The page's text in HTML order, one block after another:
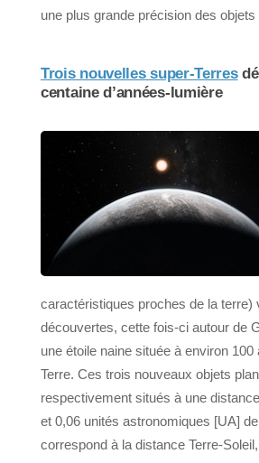
une plus grande précision des objets
Trois nouvelles super-Terres
centaine d’années-lumière
caractéristiques proches de la terre)
découvertes, cette fois-ci autour de
une étoile naine située à environ
Terre. Ces trois nouveaux objets
respectivement situés à une
et 0,06 unités astronomiques [UA]
correspond à la distance Terre-